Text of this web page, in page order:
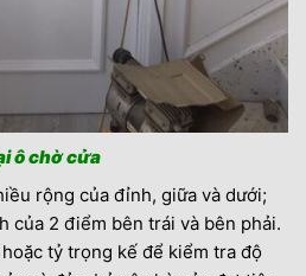
ô chờ cửa
rộng của đỉnh, giữa và dưới;
của 2 điểm bên trái và bên phải.
tỷ trọng kế để kiểm tra độ